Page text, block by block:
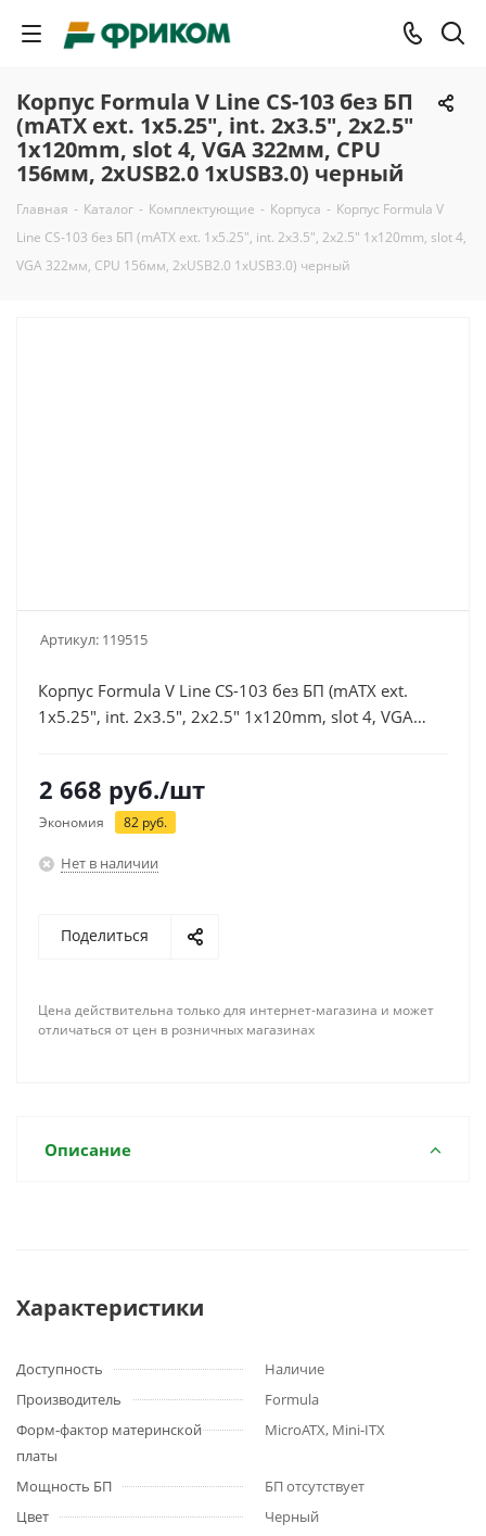
Корпус Formula V Line CS-103 без БП
(mATX ext. 1x5.25", int. 2x3.5", 2x2.5"
1x120mm, slot 4, VGA 322мм, CPU
156мм, 2xUSB2.0 1xUSB3.0) черный
Главная - Каталог - Комплектующие - Корпуса - Корпус Formula V
Line CS-103 без БП (mATX ext. 1x5.25", int. 2x3.5", 2x2.5" 1x120mm, slot 4,
VGA 322мм, CPU 156мм, 2xUSB2.0 1xUSB3.0) черный
Артикул: 119515
Корпус Formula V Line CS-103 без БП (mATX ext.
1x5.25", int. 2x3.5", 2x2.5" 1x120mm, slot 4, VGA
2 668 руб./шт
Экономия 82 руб.
Нет в наличии
Поделиться
Цена действительна только для интернет-магазина и может
отличаться от цен в розничных магазинах
Описание
Характеристики
Доступность
Наличие
Производитель
Formula
Форм-фактор материнской
платы
MicroATX, Mini-ITX
Мощность БП
БП отсутствует
Цвет
Черный